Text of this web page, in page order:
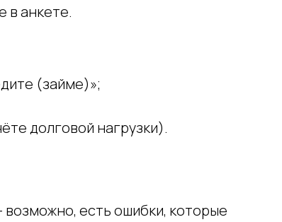
в анкете.
(займе)»;
долговой нагрузки).
возможно, есть ошибки, которые